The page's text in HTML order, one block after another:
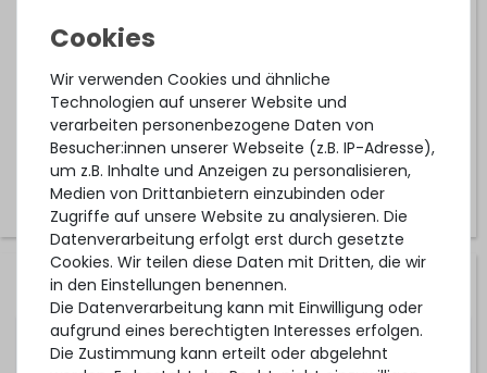
842,99 € *
Hardware Care Pack für Lenovo ThinkSystem ST650 V2
Server - 3 Jahre mit Next-Business-Day Support & 5x9
Vor-Ort-Service
Wir verwenden Cookies und ähnliche
Technologien auf unserer Website und
verarbeiten personenbezogene Daten von
Besucher:innen unserer Webseite (z.B. IP-Adresse),
um z.B. Inhalte und Anzeigen zu personalisieren,
Medien von Drittanbietern einzubinden oder
Zugriffe auf unsere Website zu analysieren. Die
Datenverarbeitung erfolgt erst durch gesetzte
Cookies. Wir teilen diese Daten mit Dritten, die wir
in den Einstellungen benennen.
Die Datenverarbeitung kann mit Einwilligung oder
aufgrund eines berechtigten Interesses erfolgen.
Die Zustimmung kann erteilt oder abgelehnt